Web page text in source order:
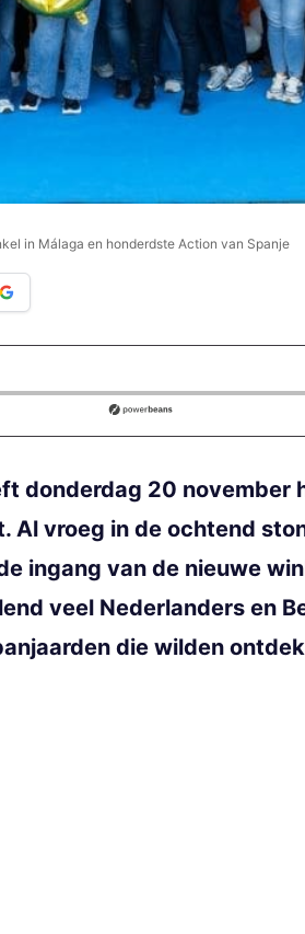
in Málaga en honderdste Action van Spanje
donderdag 20 november
vroeg in de ochtend
ingang van de nieuwe
veel Nederlanders en
die wilden